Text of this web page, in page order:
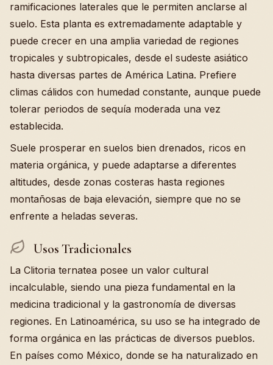
ramificaciones laterales que le permiten anclarse al
suelo. Esta planta es extremadamente adaptable y
puede crecer en una amplia variedad de regiones
tropicales y subtropicales, desde el sudeste asiático
hasta diversas partes de América Latina. Prefiere
climas cálidos con humedad constante, aunque puede
tolerar periodos de sequía moderada una vez
establecida.
Suele prosperar en suelos bien drenados, ricos en
materia orgánica, y puede adaptarse a diferentes
altitudes, desde zonas costeras hasta regiones
montañosas de baja elevación, siempre que no se
enfrente a heladas severas.
Usos Tradicionales
La Clitoria ternatea posee un valor cultural
incalculable, siendo una pieza fundamental en la
medicina tradicional y la gastronomía de diversas
regiones. En Latinoamérica, su uso se ha integrado de
forma orgánica en las prácticas de diversos pueblos.
En países como México, donde se ha naturalizado en